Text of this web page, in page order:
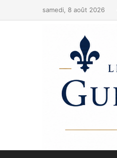
samedi, 8 août 2026